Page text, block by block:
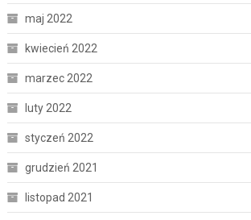
maj 2022
kwiecień 2022
marzec 2022
luty 2022
styczeń 2022
grudzień 2021
listopad 2021